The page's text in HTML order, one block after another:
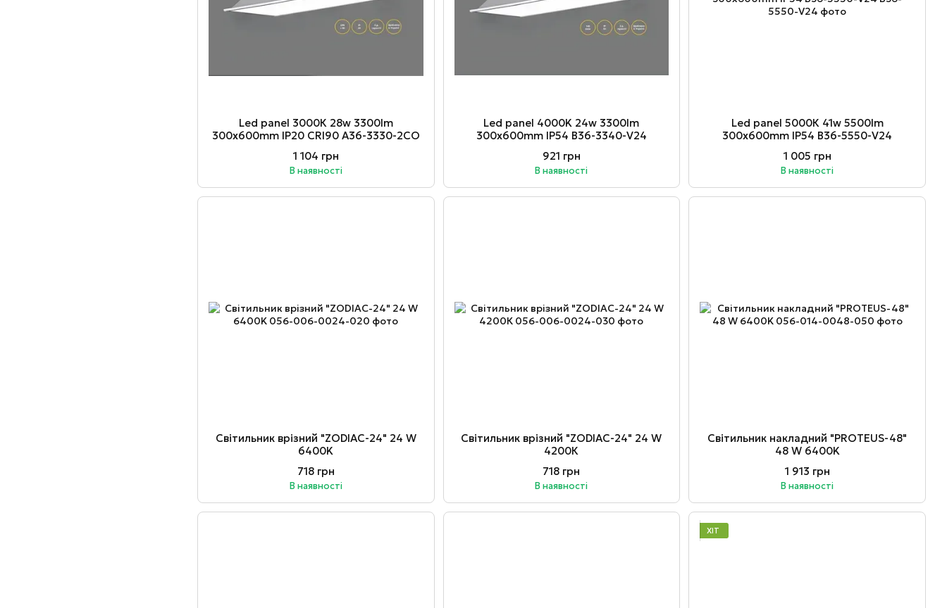
Led panel 3000К 28w 3300lm
300х600mm IP20 CRI90 А36-3330-2CO
1 104 грн
В наявності
Led panel 4000K 24w 3300lm
300х600mm IP54 B36-3340-V24
921 грн
В наявності
Led panel 5000К 41w 5500lm
300х600mm IP54 В36-5550-V24
1 005 грн
В наявності
Світильник врізний "ZODIAC-24" 24 W
6400K
718 грн
В наявності
Світильник врізний "ZODIAC-24" 24 W
4200К
718 грн
В наявності
Світильник накладний "PROTEUS-48"
48 W 6400K
1 913 грн
В наявності
ХІТ